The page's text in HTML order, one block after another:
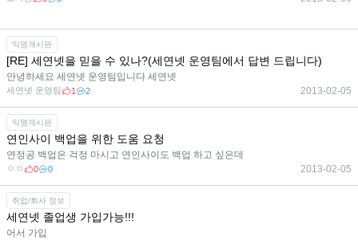
익명게시판
[RE] 세연넷을 믿을 수 있나?(세연넷 운영팀에서 답변 드립니다)
안녕하세요 세연넷 운영팀입니다 세연넷
세연넷 운영팀 1 2 2013-02-05
익명게시판
연인사이 백업을 위한 도움 요청
연정공 백업은 걱정 마시고 연인사이도 백업 하고 싶은데
ㅇㅇ 0 0 2013-02-05
취업/회사 정보
세연넷 졸업생 가입가능!!!
어서 가입